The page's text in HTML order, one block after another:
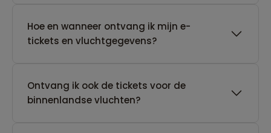
Hoe en wanneer ontvang ik mijn e-
tickets en vluchtgegevens?
Ontvang ik ook de tickets voor de
binnenlandse vluchten?